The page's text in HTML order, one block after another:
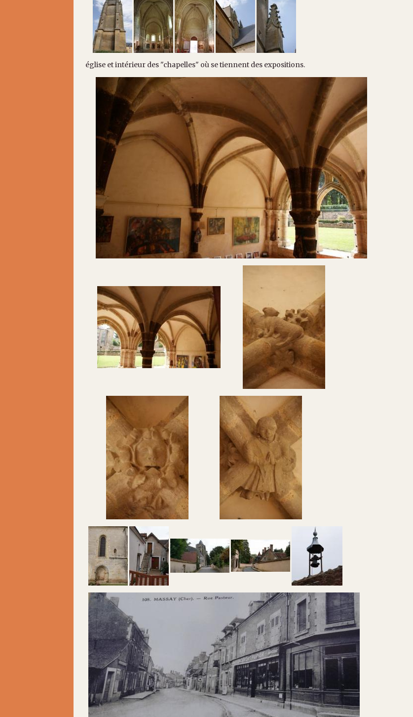
église et intérieur des "chapelles" où se tiennent des expositions.